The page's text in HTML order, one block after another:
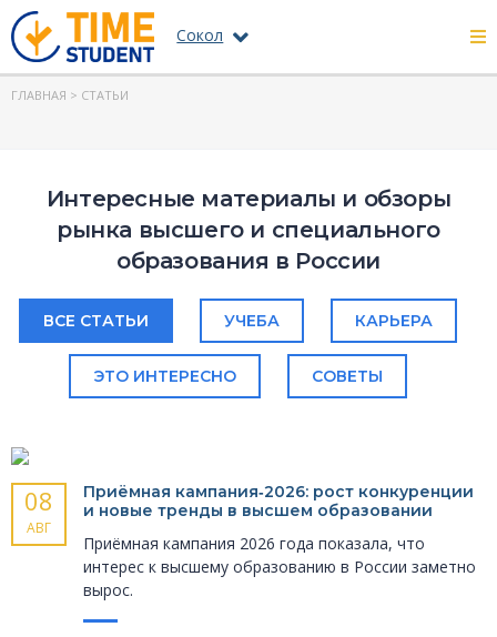
Сокол
ГЛАВНАЯ > СТАТЬИ
Интересные материалы и обзоры
рынка высшего и специального
образования в России
ВСЕ СТАТЬИ УЧЕБА КАРЬЕРА
ЭТО ИНТЕРЕСНО СОВЕТЫ
08
АВГ
Приёмная кампания‑2026: рост конкуренции
и новые тренды в высшем образовании
Приёмная кампания 2026 года показала, что
интерес к высшему образованию в России заметно
вырос.